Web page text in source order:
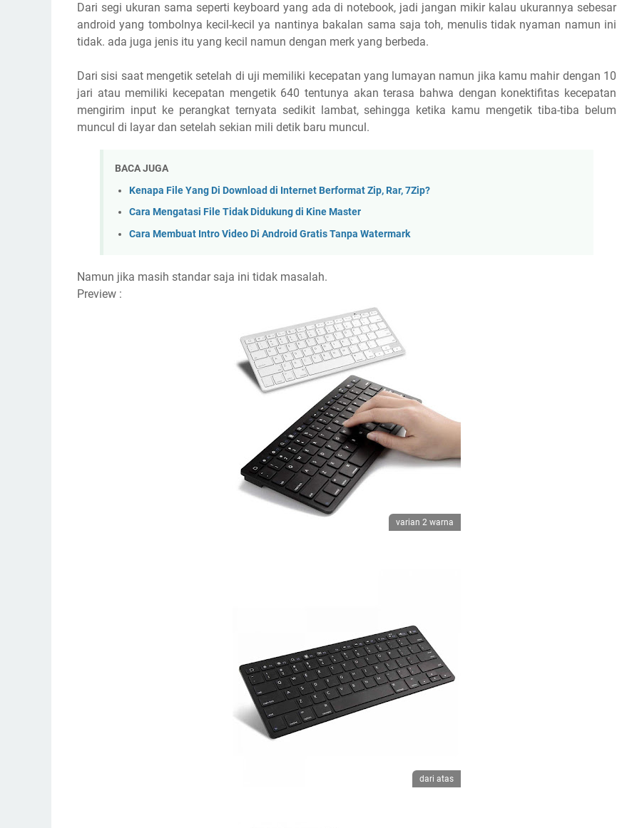
Dari segi ukuran sama seperti keyboard yang ada di notebook, jadi jangan mikir kalau ukurannya sebesar
android yang tombolnya kecil-kecil ya nantinya bakalan sama saja toh, menulis tidak nyaman namun ini
tidak. ada juga jenis itu yang kecil namun dengan merk yang berbeda.
Dari sisi saat mengetik setelah di uji memiliki kecepatan yang lumayan namun jika kamu mahir dengan 10
jari atau memiliki kecepatan mengetik 640 tentunya akan terasa bahwa dengan konektifitas kecepatan
mengirim input ke perangkat ternyata sedikit lambat, sehingga ketika kamu mengetik tiba-tiba belum
muncul di layar dan setelah sekian mili detik baru muncul.
BACA JUGA
Kenapa File Yang Di Download di Internet Berformat Zip, Rar, 7Zip?
Cara Mengatasi File Tidak Didukung di Kine Master
Cara Membuat Intro Video Di Android Gratis Tanpa Watermark
Namun jika masih standar saja ini tidak masalah.
Preview :
varian 2 warna
dari atas